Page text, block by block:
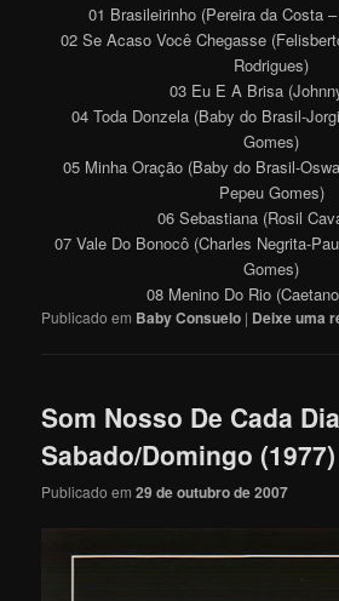
01 Brasileirinho (Pereira da Costa
02 Se Acaso Você Chegasse
Rodrigues)
03 Eu E A Brisa
04 Toda Donzela (Baby do Brasil-
Gomes)
05 Minha Oração (Baby do Brasil-
Pepeu Gomes)
06 Sebastiana (Rosil
07 Vale Do Bonocô (Charles Negrita-
Gomes)
08 Menino Do Rio
Publicado em Baby Consuelo | Deixe uma
Som Nosso De Cada
Sabado/Domingo (1977)
Publicado em29 de outubro de 2007